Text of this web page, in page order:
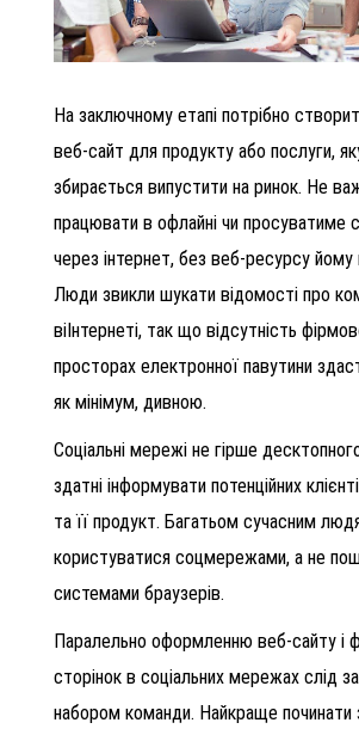
На заключному етапі потрібно
веб-сайт для продукту або послуги,
збирається випустити на ринок. Не
працювати в офлайні чи просуватиме
через інтернет, без веб-ресурсу йому
Люди звикли шукати відомості про
віІнтернеті, так що відсутність
просторах електронної павутини
як мінімум, дивною.
Соціальні мережі не гірше
здатні інформувати потенційних
та її продукт. Багатьом сучасним
користуватися соцмережами, а не
системами браузерів.
Паралельно оформленню веб-сайту і
сторінок в соціальних мережах слід
набором команди. Найкраще починати